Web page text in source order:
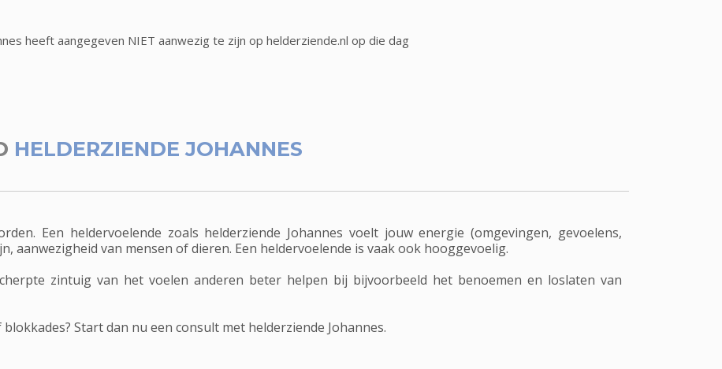
heeft aangegeven NIET aanwezig te zijn op helderziende.nl op die dag
HELDERZIENDE JOHANNES
Een heldervoelende zoals helderziende Johannes voelt jouw energie (omgevingen, gevoelens,
aanwezigheid van mensen of dieren. Een heldervoelende is vaak ook hooggevoelig.
zintuig van het voelen anderen beter helpen bij bijvoorbeeld het benoemen en loslaten van
Start dan nu een consult met helderziende Johannes.